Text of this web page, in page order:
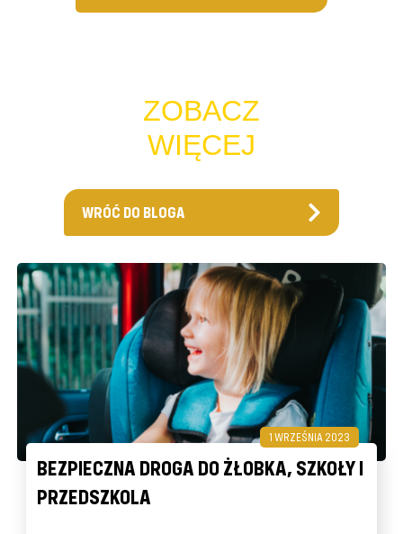
ZOBACZ
WIĘCEJ
WRÓĆ DO BLOGA
1 WRZEŚNIA 2023
BEZPIECZNA DROGA DO ŻŁOBKA, SZKOŁY I
PRZEDSZKOLA